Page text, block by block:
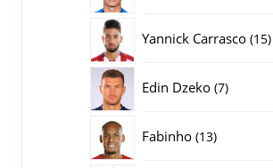
Yannick Carrasco 1515
Edin Dzeko 77
Fabinho 1313